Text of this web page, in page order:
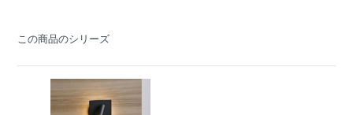
この商品のシリーズ